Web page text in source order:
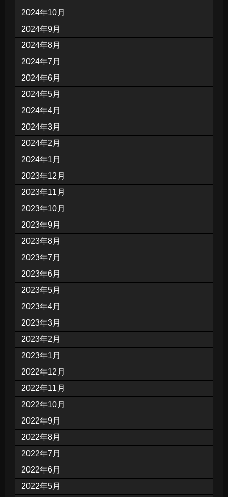
2024年10月
2024年9月
2024年8月
2024年7月
2024年6月
2024年5月
2024年4月
2024年3月
2024年2月
2024年1月
2023年12月
2023年11月
2023年10月
2023年9月
2023年8月
2023年7月
2023年6月
2023年5月
2023年4月
2023年3月
2023年2月
2023年1月
2022年12月
2022年11月
2022年10月
2022年9月
2022年8月
2022年7月
2022年6月
2022年5月